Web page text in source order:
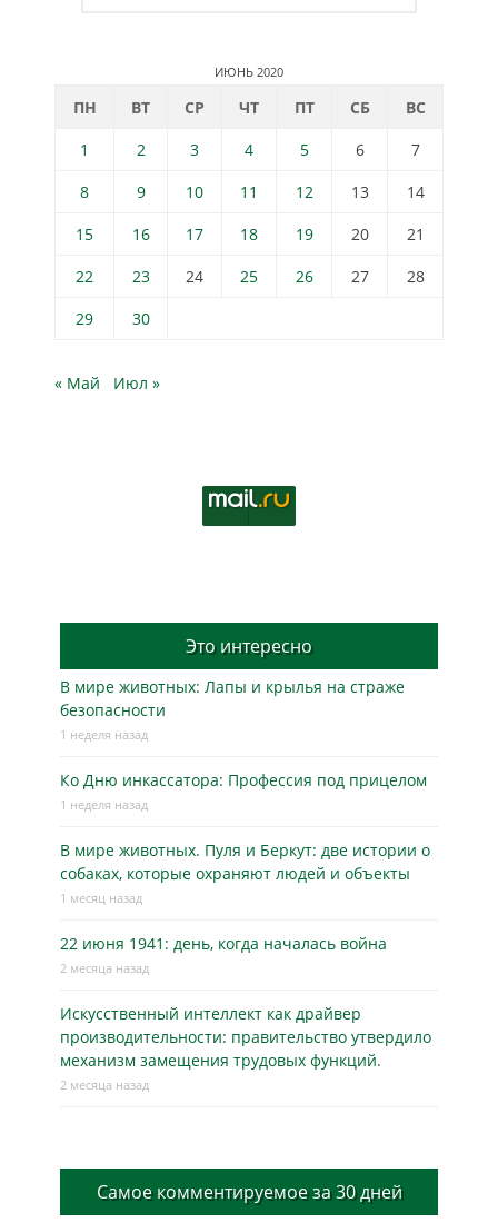
ИЮНЬ 2020
ПН ВТ СР ЧТ ПТ СБ
ВС
1
2 3 4 5 6
7
8
9 10 11 12 13
14
15
16 17 18 19 20
21
22
23 24 25 26 27
28
29
30
« Май Июл »
Это интересно
В мире животных: Лапы и крылья на страже
безопасности
1 неделя назад
Ко Дню инкассатора: Профессия под прицелом
1 неделя назад
В мире животных. Пуля и Беркут: две истории о
собаках, которые охраняют людей и объекты
1 месяц назад
22 июня 1941: день, когда началась война
2 месяца назад
Искусственный интеллект как драйвер
производительности: правительство утвердило
механизм замещения трудовых функций.
2 месяца назад
Самое комментируемое за 30 дней